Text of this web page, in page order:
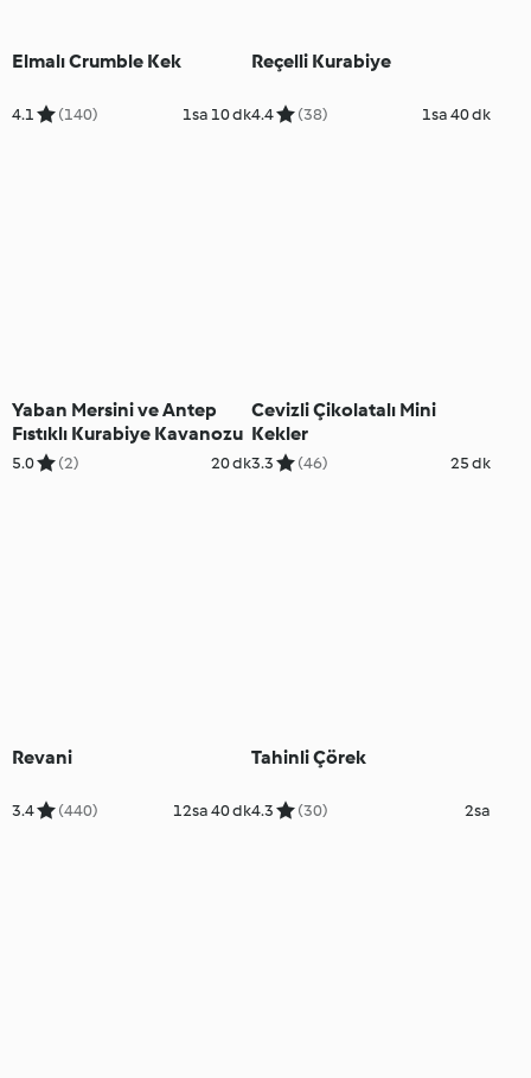
Elmalı Crumble Kek
4.1 (140) 1sa 10 dk
Reçelli Kurabiye
4.4 (38) 1sa 40 dk
Yaban Mersini ve Antep
Fıstıklı Kurabiye Kavanozu
5.0 (2) 20 dk
Cevizli Çikolatalı Mini
Kekler
3.3 (46) 25 dk
Revani
3.4 (440) 12sa 40 dk
Tahinli Çörek
4.3 (30) 2sa